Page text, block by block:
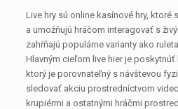
Live hry sú online kasínové hry, ktoré
a umožňujú hráčom interagovať s
zahŕňajú populárne varianty ako
Hlavným cieľom live hier je
ktorý je porovnateľný s návštevou
sledovať akciu prostredníctvom
krupiérmi a ostatnými hráčmi